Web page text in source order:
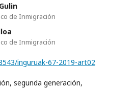
de Inmigración
de Inmigración
inguruak-67-2019-art02
segunda generación,